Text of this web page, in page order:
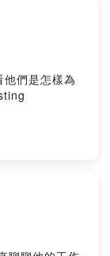
們是怎樣為